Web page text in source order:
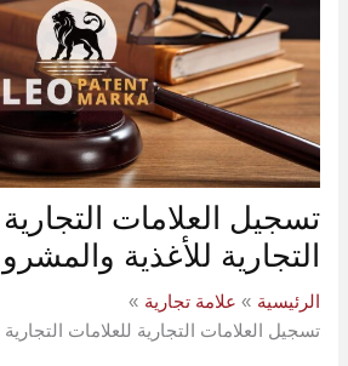
تسجيل العلامات
التجارية للأغذية
الرئيسية
علامة تجارية
تسجيل العلامات التجارية للعلامات